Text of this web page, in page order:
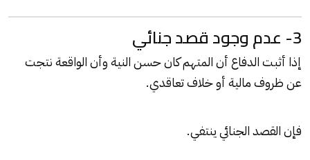
3- عدم وجود قصد جنائي
إذا أثبت الدفاع أن المتهم كان حسن النية وأن الواقعة نتجت
عن ظروف مالية أو خلاف تعاقدي.
فإن القصد الجنائي ينتفي.